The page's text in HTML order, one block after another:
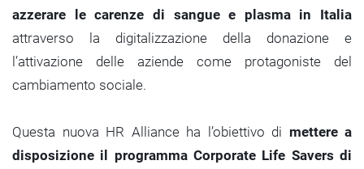
azzerare le carenze di sangue e plasma in Italia
attraverso la digitalizzazione della donazione e
l’attivazione delle aziende come protagoniste del
cambiamento sociale.
Questa nuova HR Alliance ha l’obiettivo di mettere a
disposizione il programma Corporate Life Savers di